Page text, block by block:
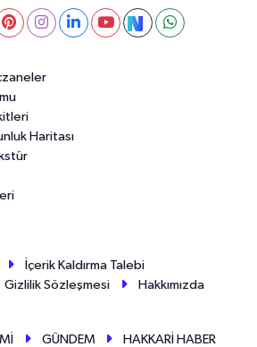
Haritası
İçerik Kaldırma Talebi
Gizlilik Sözleşmesi
Hakkımızda
GÜNDEM
HAKKARİ HABER